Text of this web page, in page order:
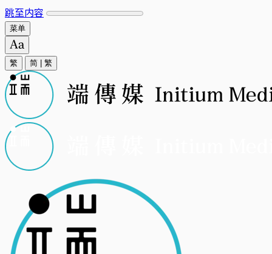
跳至内容
菜单
繁 简 繁